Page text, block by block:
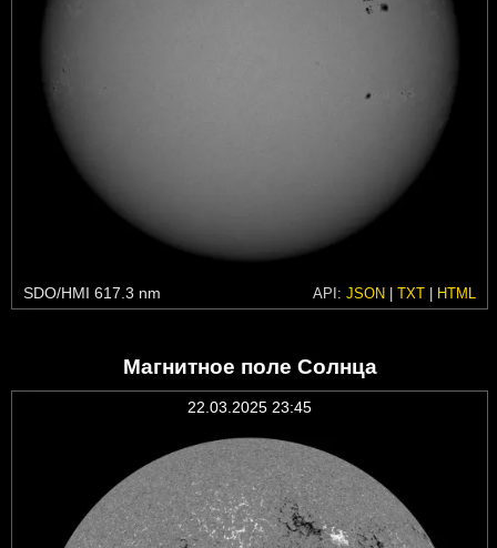
SDO/HMI 617.3 nm API: JSON | TXT | HTML
Магнитное поле Солнца
22.03.2025 23:45